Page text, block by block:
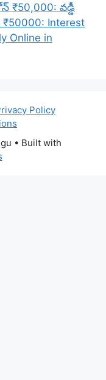
₹50,000: వడ్డీ
₹50000: Interest
Online in
Policy
• Built with